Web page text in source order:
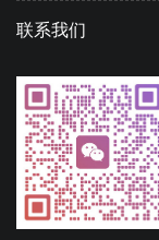
联系我们